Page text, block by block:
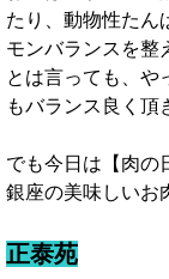
たり、動物性たん
モンバランスを整
とは言っても、や
もバランス良く頂
でも今日は【肉の
銀座の美味しいお
正泰苑